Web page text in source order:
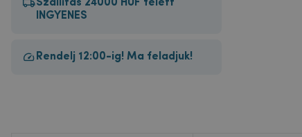
Szállítás 24000 HUF felett
INGYENES
Rendelj 12:00-ig! Ma feladjuk!